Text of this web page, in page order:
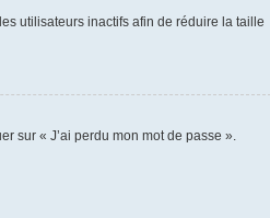
utilisateurs inactifs afin de réduire la taille
sur « J’ai perdu mon mot de passe ».